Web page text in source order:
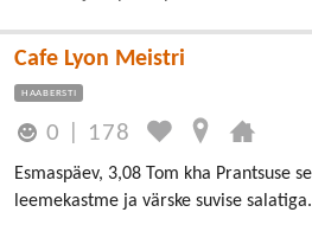
Cafe Lyon Meistri
HAABERSTI
0 178
Esmaspäev, 3,08 Tom kha Prantsuse
leemekastme ja värske suvise salatiga.